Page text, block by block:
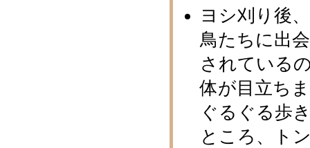
ヨシ刈り後
鳥たちに出
されている
体が目立ち
ぐるぐる歩
ところ、ト